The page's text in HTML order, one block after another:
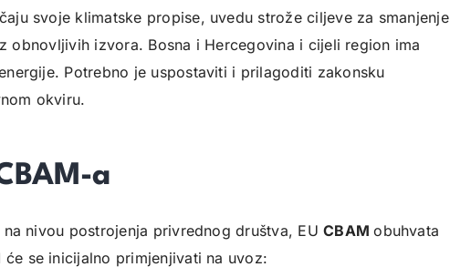
svoje klimatske propise, uvedu strože ciljeve za smanjenje
obnovljivih izvora. Bosna i Hercegovina i cijeli region ima
Potrebno je uspostaviti i prilagoditi zakonsku
okviru.
a
nivou postrojenja privrednog društva, EUCBAMobuhvata
se inicijalno primjenjivati na uvoz: